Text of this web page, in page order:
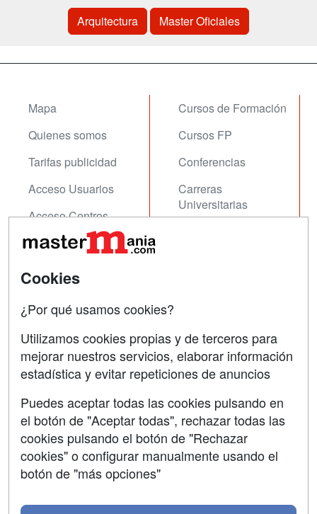
Arquitectura Master Oficiales
Mapa
Quienes somos
Tarifas publicidad
Acceso Usuarios
Acceso Centros
Cursos de Formación
Cursos FP
Conferencias
Carreras
Universitarias
Contactar
Copyleft
Grupo formazion:
Cookies
¿Por qué usamos cookies?
Utilizamos cookies propias y de terceros para
mejorar nuestros servicios, elaborar información
estadística y evitar repeticiones de anuncios
Puedes aceptar todas las cookies pulsando en
el botón de "Aceptar todas", rechazar todas las
cookies pulsando el botón de "Rechazar
cookies" o configurar manualmente usando el
botón de "más opciones"